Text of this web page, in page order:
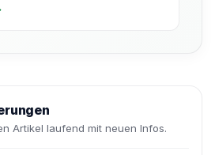
Artikel laufend mit neuen Infos.